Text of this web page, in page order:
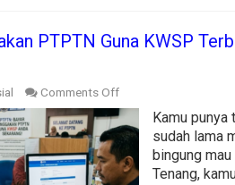
PTPTN Guna KWSP
Comments Offon
Cara
Bayar
Tunggakan
PTPTN
Guna
KWSP
Kamu punya
sudah lama
bingung
Tenang,